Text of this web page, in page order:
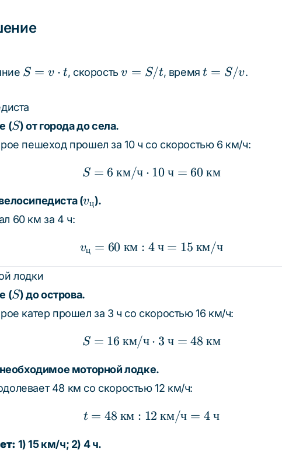
S = v
S = v ⋅ t, скоростьv
v = S/t, времяt =
t = S/v.
(S
S) от города до села.
пешеход прошел за 10 ч со скоростью 6 км/ч:
S = 6 \text{ км/ч}
S = 6 км/ч ⋅ 10 ч = 60 км
(v_ц
vц).
60 км за 4 ч:
v_ц = 60 \text{ км} :
vц = 60 км : 4 ч = 15 км/ч
лодки
(S
S) до острова.
катер прошел за 3 ч со скоростью 16 км/ч:
S = 16 \text{ км/ч}
S = 16 км/ч ⋅ 3 ч = 48 км
моторной лодке.
48 км со скоростью 12 км/ч:
t = 48 \text{ км} : 12
t = 48 км : 12 км/ч = 4 ч
1) 15 км/ч; 2) 4 ч.